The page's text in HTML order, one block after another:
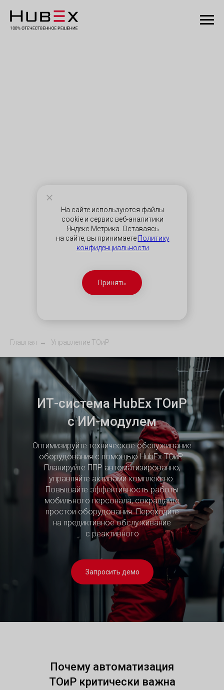
Принять
На сайте используются файлы
cookie и сервис веб-аналитики
Яндекс.Метрика. Оставаясь
на сайте, вы принимаете Политику
конфиденциальности
Главная → Управление ТОиР
Оптимизируйте техническое обслуживание
оборудования с помощью HubEx ТОиР.
Планируйте ППР автоматизированно,
управляйте активами комплексно.
Повышайте эффективность работы
мобильного персонала, сокращайте
простои оборудования. Переходите
на предиктивное обслуживание
с реактивного
Запросить демо
ИТ-система HubEx ТОиР
с ИИ-модулем
Почему автоматизация
ТОиР критически важна